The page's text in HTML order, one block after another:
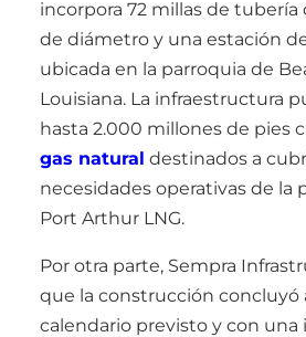
incorpora 72 millas de tubería
de diámetro y una estación
ubicada en la parroquia de
Louisiana. La infraestructura
hasta 2.000 millones de pies
gas natural destinados a
necesidades operativas de la
Port Arthur LNG.
Por otra parte, Sempra
que la construcción concluyó
calendario previsto y con una